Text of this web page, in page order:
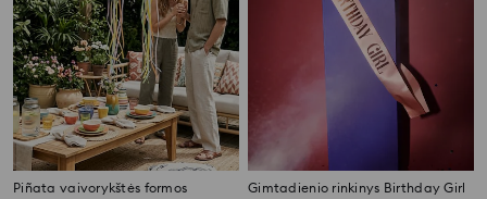
Piñata vaivorykštės formos Gimtadienio rinkinys Birthday Girl